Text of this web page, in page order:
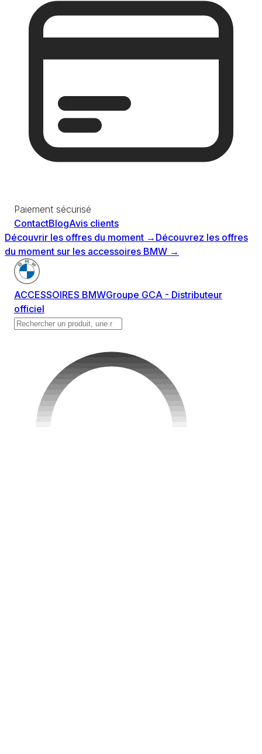
Paiement sécurisé
ContactBlogAvis clients
Découvrir les offres du moment → Découvrez les offres
du moment sur les accessoires BMW →
ACCESSOIRES BMWGroupe GCA - Distributeur
officiel